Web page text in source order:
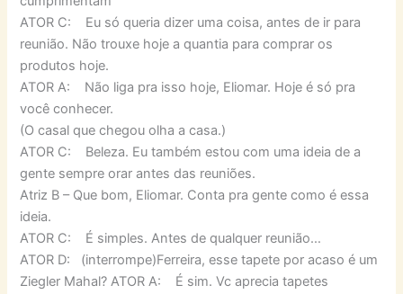
ATOR C: Eu só queria dizer uma coisa, antes de ir para
reunião. Não trouxe hoje a quantia para comprar os
produtos hoje.
ATOR A: Não liga pra isso hoje, Eliomar. Hoje é só pra
você conhecer.
(O casal que chegou olha a casa.)
ATOR C: Beleza. Eu também estou com uma ideia de a
gente sempre orar antes das reuniões.
Atriz B – Que bom, Eliomar. Conta pra gente como é essa
ideia.
ATOR C: É simples. Antes de qualquer reunião…
ATOR D: (interrompe)Ferreira, esse tapete por acaso é um
Ziegler Mahal? ATOR A: É sim. Vc aprecia tapetes